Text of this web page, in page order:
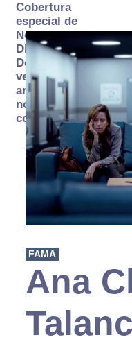
Cobertura
especial de
Norte
Digital:
Donde la
verdad
arde… pero
no se
consume
FAMA
Ana